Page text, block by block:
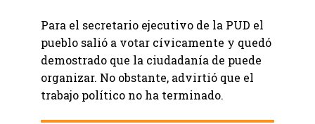
Para el secretario ejecutivo de la PUD el
pueblo salió a votar cívicamente y quedó
demostrado que la ciudadanía de puede
organizar. No obstante, advirtió que el
trabajo político no ha terminado.